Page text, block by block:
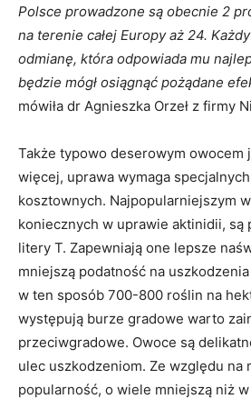
Polsce prowadzone są obecnie 2
na terenie całej Europy aż 24.
odmianę, która odpowiada mu
będzie mógł osiągnąć pożądane
mówiła dr Agnieszka Orzeł z firmy
Także typowo deserowym owocem
więcej, uprawa wymaga
kosztownych. Najpopularniejszym
koniecznych w uprawie aktinidii, są
litery T. Zapewniają one lepsze
mniejszą podatność na
w ten sposób 700-800 roślin na
występują burze gradowe warto
przeciwgradowe. Owoce są
ulec uszkodzeniom. Ze względu na
popularność, o wiele mniejszą niż